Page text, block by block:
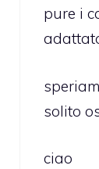
pure i
solito
ciao